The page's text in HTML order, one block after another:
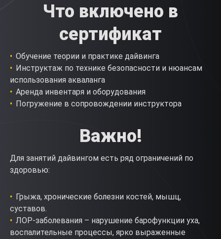
Что включено в
сертификат
Обучение теории и практике дайвинга
Инструктаж по технике безопасности и нюансам
использования акваланга
Аренда инвентаря и оборудования
Погружение в сопровождении инструктора
Важно!
Для занятий дайвингом есть ряд ограничений по
здоровью:
Грыжа, хронические болезни костей, мышц,
суставов.
ЛОР-заболевания – нарушение барофункции уха,
воспалительные процессы, ярко выраженные